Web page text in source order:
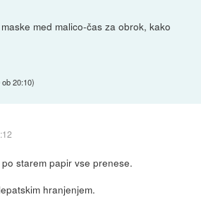
med malico-čas za obrok, kako
20:10)
starem papir vse prenese.
hranjenjem.